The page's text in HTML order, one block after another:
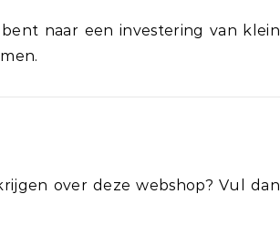
naar een investering van klein
over deze webshop? Vul dan